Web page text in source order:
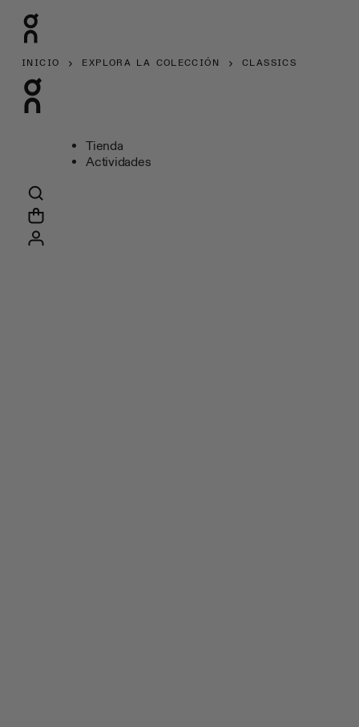
INICIO EXPLORA LA COLECCIÓN CLASSICS
Tienda
Actividades